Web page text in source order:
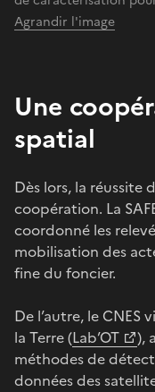
Agrandir l'image
Une
spatial
Dès lors, la réussite
coopération. La
coordonné les
mobilisation des
fine du foncier.
De l’autre, le
la Terre (Lab’OT
),
méthodes de
données des